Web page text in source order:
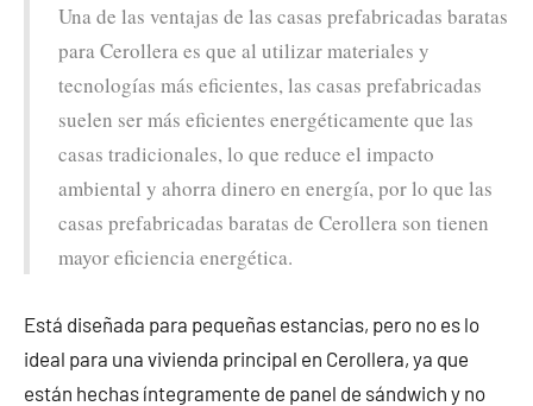
Una de las ventajas de las casas prefabricadas baratas
para Cerollera es que al utilizar materiales y
tecnologías más eficientes, las casas prefabricadas
suelen ser más eficientes energéticamente que las
casas tradicionales, lo que reduce el impacto
ambiental y ahorra dinero en energía, por lo que las
casas prefabricadas baratas de Cerollera son tienen
mayor eficiencia energética.
Está diseñada para pequeñas estancias, pero no es lo
ideal para una vivienda principal en Cerollera, ya que
están hechas íntegramente de panel de sándwich y no